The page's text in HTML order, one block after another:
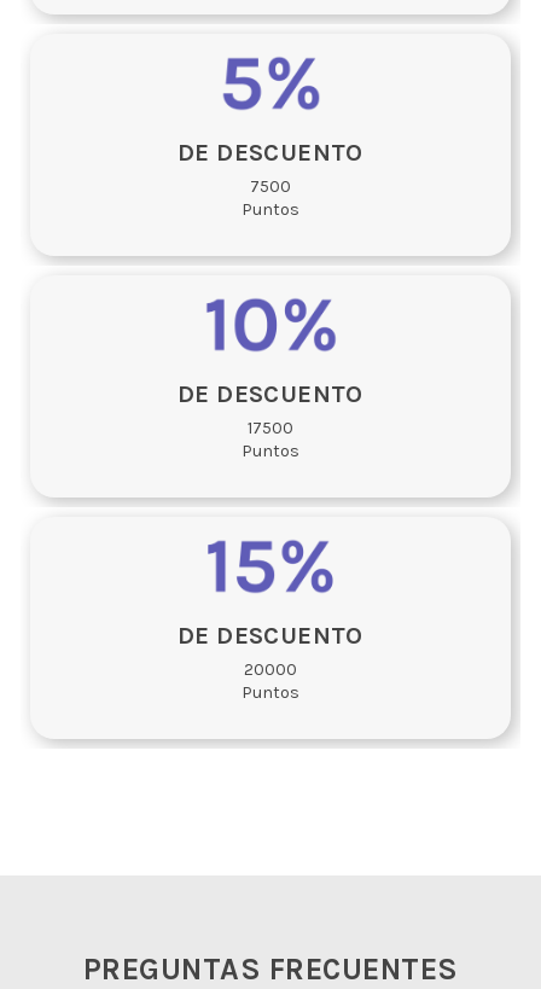
DE DESCUENTO
7500
Puntos
DE DESCUENTO
17500
Puntos
DE DESCUENTO
20000
Puntos
PREGUNTAS FRECUENTES